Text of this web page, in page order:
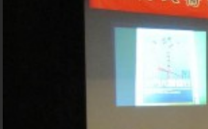
總統與五院院長新春茶敘 盼化分歧為
台美貿易協議完成簽署達成6大目標
臺美簽署「對等貿易協定」確立對等關